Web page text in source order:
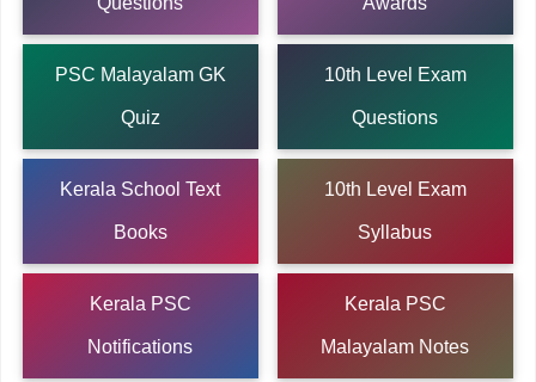
PSC Malayalam GK
Quiz
10th Level Exam
Questions
Kerala School Text
Books
10th Level Exam
Syllabus
Kerala PSC
Notifications
Kerala PSC
Malayalam Notes